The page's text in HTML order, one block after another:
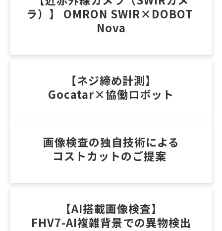
ラ）】 OMRON SWIR×DOBOT
Nova
【ネジ締め計測】
Gocatar×協働ロボット
画像検査の独自技術による
コストカットのご提案
【AI搭載画像検査】
FHV7-AI複雑背景での異物検出